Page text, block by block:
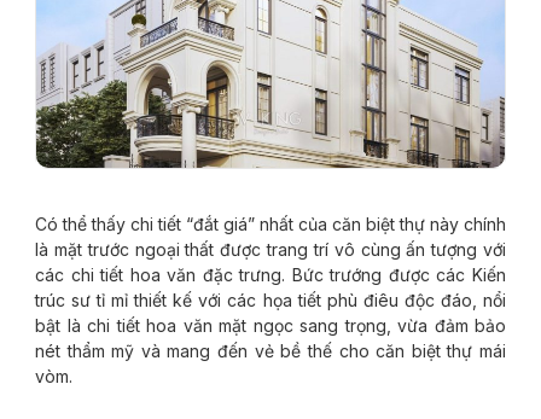
Có thể thấy chi tiết “đắt giá” nhất của căn biệt thự này chính
là mặt trước ngoại thất được trang trí vô cùng ấn tượng với
các chi tiết hoa văn đặc trưng. Bức trướng được các Kiến
trúc sư tỉ mỉ thiết kế với các họa tiết phù điêu độc đáo, nổi
bật là chi tiết hoa văn mặt ngọc sang trọng, vừa đảm bảo
nét thẩm mỹ và mang đến vẻ bề thế cho căn biệt thự mái
vòm.